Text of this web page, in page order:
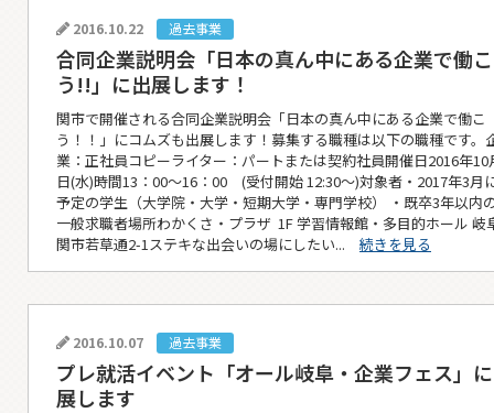
2016.10.22 過去事業
合同企業説明会「日本の真ん中にある企業で働こ
う!!」に出展します！
関市で開催される合同企業説明会「日本の真ん中にある企業で働こ
う！！」にコムズも出展します！募集する職種は以下の職種です。
業：正社員コピーライター：パートまたは契約社員開催日2016年10
日(水)時間13：00～16：00 (受付開始 12:30～)対象者・2017年3月
予定の学生（大学院・大学・短期大学・専門学校） ・既卒3年以内
一般求職者場所わかくさ・プラザ 1F 学習情報館・多目的ホール 岐
関市若草通2-1ステキな出会いの場にしたい... 続きを見る
2016.10.07 過去事業
プレ就活イベント「オール岐阜・企業フェス」
展します